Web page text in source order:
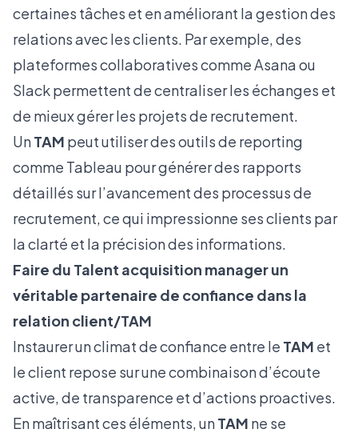
certaines tâches et en améliorant la gestion des
relations avec les clients. Par exemple, des
plateformes collaboratives comme Asana ou
Slack permettent de centraliser les échanges et
de mieux gérer les projets de recrutement.
UnTAM peut utiliser des outils de reporting
comme Tableau pour générer des rapports
détaillés sur l’avancement des processus de
recrutement, ce qui impressionne ses clients par
la clarté et la précision des informations.
Faire du Talent acquisition manager un
véritable partenaire de confiance dans la
relation client/TAM
Instaurer un climat de confiance entre le TAM et
le client repose sur une combinaison d’écoute
active, de transparence et d’actions proactives.
En maîtrisant ces éléments, unTAM ne se